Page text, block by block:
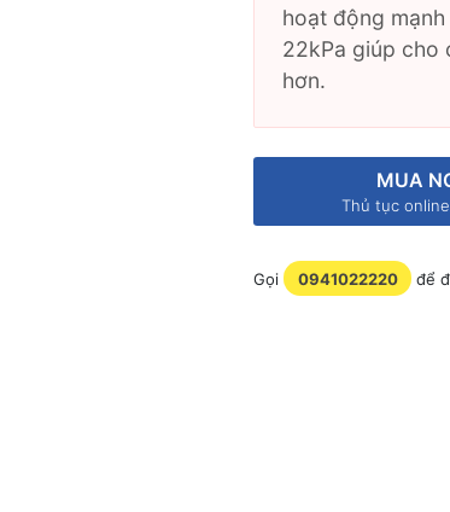
hoạt động
22kPa giúp cho
hơn.
MUA
Thủ tục
Gọi 0941022220 để